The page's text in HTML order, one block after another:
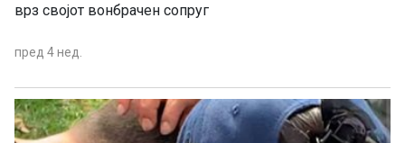
врз својот вонбрачен сопруг
пред 4 нед.